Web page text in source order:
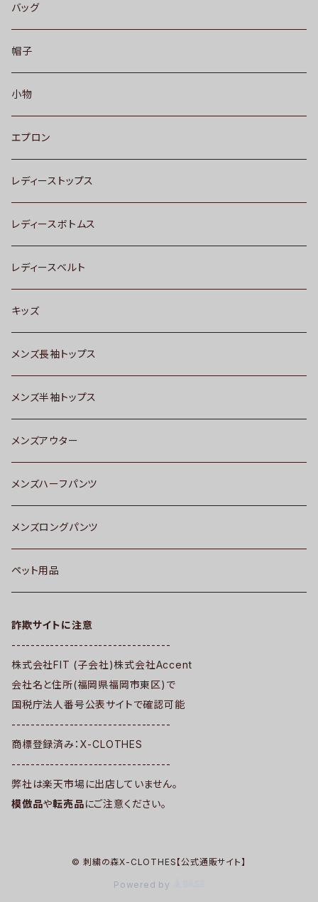
バッグ
帽子
小物
エプロン
レディーストップス
レディースボトムス
レディースベルト
キッズ
メンズ長袖トップス
メンズ半袖トップス
メンズアウター
メンズハーフパンツ
メンズロングパンツ
ペット用品
詐欺サイトに注意
---------------------------------
株式会社FIT (子会社)株式会社Accent
会社名と住所(福岡県福岡市東区)で
国税庁法人番号公表サイトで確認可能
---------------------------------
商標登録済み：X-CLOTHES
---------------------------------
弊社は楽天市場に出店していません。
模倣品や転売品にご注意ください。
© 刺繍の森X-CLOTHES【公式通販サイト】
Powered by